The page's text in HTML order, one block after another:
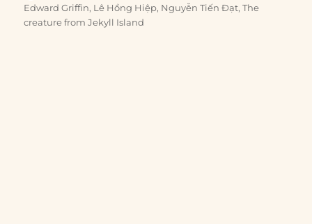
on
Edward Griffin, Lê Hồng Hiệp, Nguyễn Tiến Đạt,The
creature from Jekyll Island